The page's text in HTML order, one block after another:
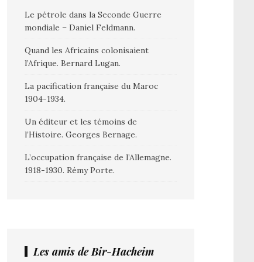
Le pétrole dans la Seconde Guerre
mondiale – Daniel Feldmann.
Quand les Africains colonisaient
l’Afrique. Bernard Lugan.
La pacification française du Maroc
1904-1934.
Un éditeur et les témoins de
l’Histoire. Georges Bernage.
L’occupation française de l’Allemagne.
1918-1930. Rémy Porte.
Les amis de Bir-Hacheim